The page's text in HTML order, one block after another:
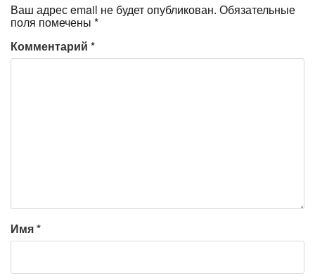
Ваш адрес email не будет опубликован. Обязательные
поля помечены *
Комментарий *
Имя*